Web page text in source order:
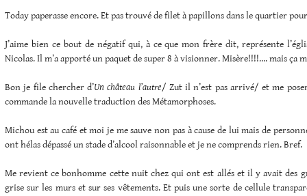
Today paperasse encore. Et pas trouvé de filet à papillons dans le quartier
J’aime bien ce bout de négatif qui, à ce que mon frère dit, représente
Nicolas. Il m’a apporté un paquet de super 8 à visionner. Misère!!!!…. mais ça
Bon je file chercher d’Un château l’autre/ Zut il n’est pas arrivé/ et me
commande la nouvelle traduction des Métamorphoses.
Michou est au café et moi je me sauve non pas à cause de lui mais de
ont hélas dépassé un stade d’alcool raisonnable et je ne comprends rien. Bref.
Me revient ce bonhomme cette nuit chez qui ont est allés et il y avait des
grise sur les murs et sur ses vêtements. Et puis une sorte de cellule